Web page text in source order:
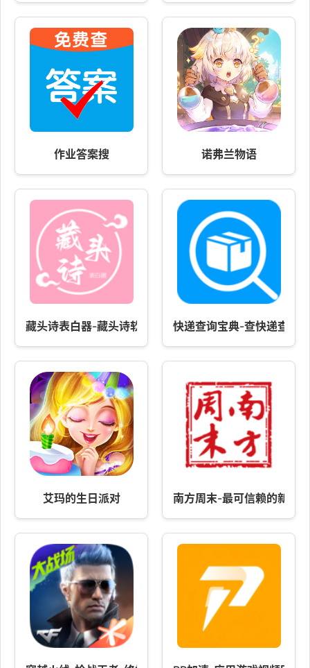
作业答案搜 诺弗兰物语
藏头诗表白器-藏头诗软件 快递查询宝典-查快递查物流
艾玛的生日派对 南方周末-最可信赖的新闻